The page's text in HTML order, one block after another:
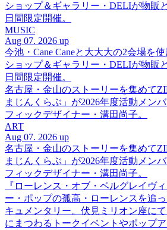
ショップ＆ギャラリー・DELIが物販
日間限定開催。
MUSIC
Aug 07. 2026 up
今池・Cane Caneと大大大の2会場を
ショップ＆ギャラリー・DELIが物販
日間限定開催。
名古屋・金山のストーリーを集めて
まじんくらぶ」が2026年度活動メン
フィックデザイナー・溝田尚子。
ART
Aug 07. 2026 up
名古屋・金山のストーリーを集めて
まじんくらぶ」が2026年度活動メン
フィックデザイナー・溝田尚子。
『ローレンス・オブ・ベルグレイヴ
ー・ポップの孤高・ローレンスを追
キュメンタリー。伏見ミリオン座に
にまつわるトークイベントやポップ